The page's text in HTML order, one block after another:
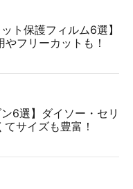
ト保護フィルム6選】
フリーカットも！
ン6選】ダイソー・セリ
サイズも豊富！